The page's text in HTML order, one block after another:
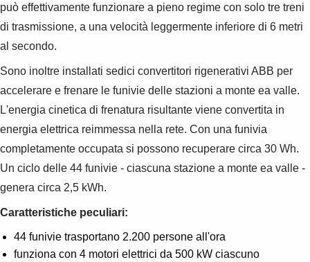
Suggestions
Products
See more products
0
può effettivamente funzionare a pieno regime con solo tre treni
di trasmissione, a una velocità leggermente inferiore di 6 metri
al secondo.
Sono inoltre installati sedici convertitori rigenerativi ABB per
accelerare e frenare le funivie delle stazioni a monte ea valle.
L'energia cinetica di frenatura risultante viene convertita in
energia elettrica reimmessa nella rete. Con una funivia
completamente occupata si possono recuperare circa 30 Wh.
Un ciclo delle 44 funivie - ciascuna stazione a monte ea valle -
genera circa 2,5 kWh.
Caratteristiche peculiari:
44 funivie trasportano 2.200 persone all'ora
funziona con 4 motori elettrici da 500 kW ciascuno